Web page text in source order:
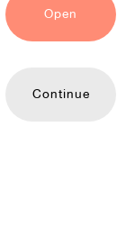
Open
Continue
ยุดที่นาย